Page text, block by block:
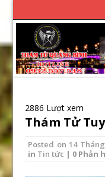
2886 Lượt xem
Thám Tử
Posted on 14
in Tin tức | 0 Phản